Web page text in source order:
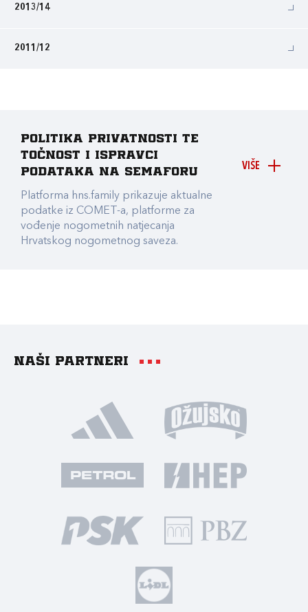
2013/14
2011/12
VIŠE
Politika privatnosti te
točnost i ispravci
podataka na Semaforu
Platforma hns.family prikazuje aktualne
podatke iz COMET-a, platforme za
vođenje nogometnih natjecanja
Hrvatskog nogometnog saveza.
Naši partneri